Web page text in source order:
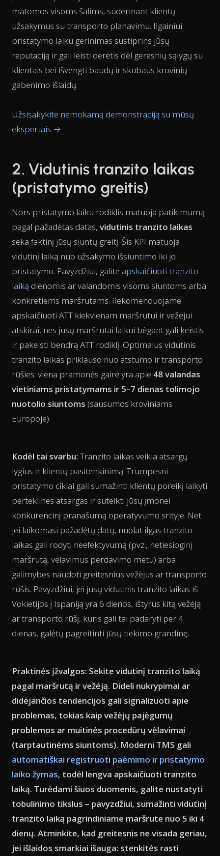
matomos visoms šalims, suderinant klientų
užsakymus su transporto planavimu. Ilgainiui
pristatymo laiku gerinimas sustiprins jūsų
reputaciją ir gali leisti derėtis dėl geresnių sąlygų su
klientais bei išvengti baudų ir skubaus krovinių
gabenimo išlaidų.
Užsisakykite nemokamą demonstraciją su mūsų
ekspertais →
2. Vidutinis tranzito laikas
(pristatymo greitis)
Nors pristatymo laiku rodiklis matuoja patikimumą
pagal pažadėtas datas, vidutinis tranzito laikas
seka faktinį jūsų siuntų greitį. Šis KPI matuoja
vidutinį laiką nuo užsakymo išsiuntimo iki jo
pristatymo. Pavyzdžiui, galite apskaičiuoti tranzito
laiką dienomis ar valandomis visoms siuntoms arba
konkretiems maršrutams. Rekomenduojame
apskaičiuoti ATT kiekvienam maršrutui ir vežėjui
atskirai, nes jūsų maršrutai laikui bėgant gali keistis
ir pakeisti bendrą ATT rodiklį. Optimalus vidutinis
tranzito laikas priklauso nuo atstumo ir transporto
rūšies: viena pramonės gairė yra apie 48 valandas
vietiniams pristatymams ir 5–7 dienas tolimojo
nuotolio siuntoms (sausumos kroviniams
Europoje).
Kodėl tai svarbu: Tranzito laikas veikia atsargų
lygius ir klientų pasitenkinimą. Trumpesni
pristatymo ciklai gali sumažinti klientų poreikį laikyti
perteklines atsargas ir suteikti jūsų įmonei
konkurencinį pranašumą operatyvumo srityje. Net
jei laikomasi pažadėtų datų, nuolat ilgas tranzito
laikas gali rodyti neefektyvumą (pvz., netiesioginį
maršrutą, vėlavimus perdavimo metu) arba
galimybes naudoti greitesnius vežėjus ar transporto
rūšis. Pavyzdžiui, jei jūsų vidutinis tranzito laikas iš
Vokietijos į Ispaniją yra 6 dienos, ištyrus kitą vežėją
ar transporto rūšį, kuris gali tai padaryti per 4
dienas, galėtų pagreitinti jūsų tiekimo grandinę.
Praktinės įžvalgos: Sekite vidutinį tranzito laiką
pagal maršrutą ir vežėją. Dideli nukrypimai ar
didėjančios tendencijos gali signalizuoti apie
problemas, tokias kaip vežėjų pajėgumų
problemos ar muitinės procedūrų vėlavimai
(tarptautinėms siuntoms). Moderni TMS gali
automatiškai registruoti paėmimo ir pristatymo
laiko žymas, todėl lengva apskaičiuoti tranzito
laiką. Turėdami šiuos duomenis, galite nustatyti
tobulinimo tikslus – pavyzdžiui, sumažinti vidutinį
tranzito laiką pagrindiniame maršrute nuo 5 iki 4
dienų. Atminkite, kad greitesnis ne visada geriau,
jei išlaidos smarkiai išauga: stenkitės rasti